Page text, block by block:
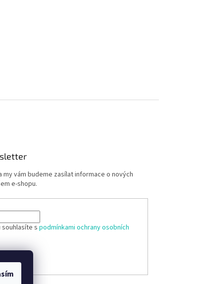
my vám budeme zasílat informace o nových
e-shopu.
souhlasíte spodmínkami ochrany osobních